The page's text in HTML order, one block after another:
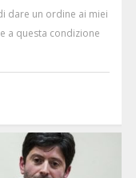
dare un ordine ai miei
a questa condizione